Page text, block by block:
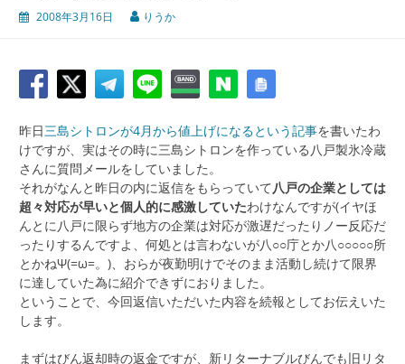
2008年3月16日 りうか
昨日三島シトロンが4月から値上げになるという記事を書いたわ
けですが、実はその時に三島シトロンを作っている八戸製氷冷蔵
さんに質問メールをしていました。
それがなんと昨日の内に返信をもらっていて八戸の企業としては
超々対応が早いと個人的に感激していたわけなんですが(イヤほ
んとに八戸に限らず地方の企業は対応が激遅だったりノー反応だ
ったりするんですよ、何処とは言わないが八○○庁とか八○○○○○所
とかねΨ(=ω=。)、おらが夜勤明けでそのまま活動し続けて限界
に達していた為に紹介できずにおりました。
ということで、今回返信いただいた内容を続報としてお伝えいた
します。
まずはびん返却時の返金ですが、新リターナブルびんでも旧リタ